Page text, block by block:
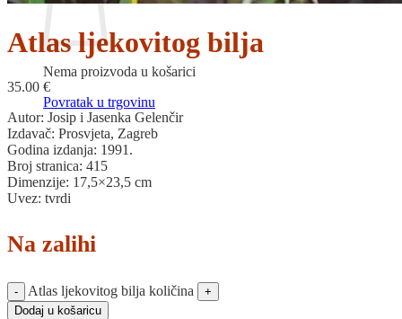
Nema proizvoda u košarici
Povratak u trgovinu
Atlas ljekovitog bilja
35.00 €
Autor: Josip i Jasenka Gelenčir
Izdavač: Prosvjeta, Zagreb
Godina izdanja: 1991.
Broj stranica: 415
Dimenzije: 17,5×23,5 cm
Uvez: tvrdi
Na zalihi
Atlas ljekovitog bilja količina
Dodaj u košaricu